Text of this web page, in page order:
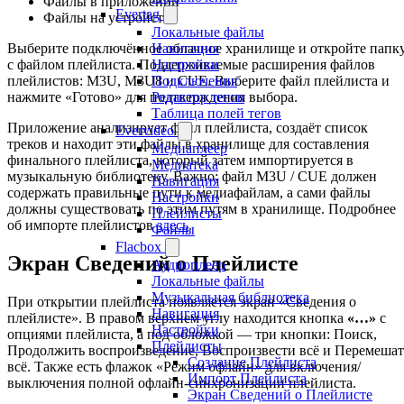
Evertag
Локальные файлы
Навигация
Настройки
Подключения
Редактор тегов
Таблица полей тегов
Evervideo
Медиаплеер
Медиатека
Навигация
Настройки
Плейлисты
Файлы
Flacbox
Аудиоплеер
Локальные файлы
Музыкальная библиотека
Навигация
Настройки
Плейлисты
Создание Плейлиста
Импорт Плейлиста
Экран Сведений о Плейлисте
Файлы на устройстве
Выберите подключённое облачное хранилище и откройте
с файлом плейлиста. Поддерживаемые расширения файлов
плейлистов: M3U, M3U8 и CUE. Выберите файл плейлиста и
нажмите «Готово» для подтверждения выбора.
Приложение анализирует файл плейлиста, создаёт список
треков и находит эти файлы в хранилище для составления
финального плейлиста, который затем импортируется в
музыкальную библиотеку. Важно: файл M3U / CUE должен
содержать правильные пути к медиафайлам, а сами файлы
должны существовать по этим путям в хранилище. Подробнее
об импорте плейлистовздесь.
Экран Сведений о Плейлисте
При открытии плейлиста появляется экран «Сведения о
плейлисте». В правом верхнем углу находится кнопка «…» с
опциями плейлиста, а под обложкой — три кнопки: Поиск,
Продолжить воспроизведение, Воспроизвести всё и
всё. Также есть флажок «Режим офлайн» для включения/
выключения полной офлайн-синхронизации плейлиста.